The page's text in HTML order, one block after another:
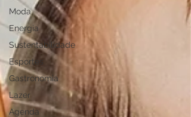
Moda
Energia
Sustentabilidade
Esportes
Gastronomia
Lazer
Agenda